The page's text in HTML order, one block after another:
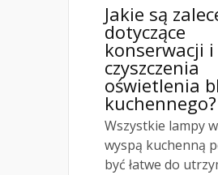
Jakie są
dotyczące
konserwacji i
czyszczenia
oświetlenia
kuchennego?
Wszystkie lampy
wyspą kuchenną
być łatwe do